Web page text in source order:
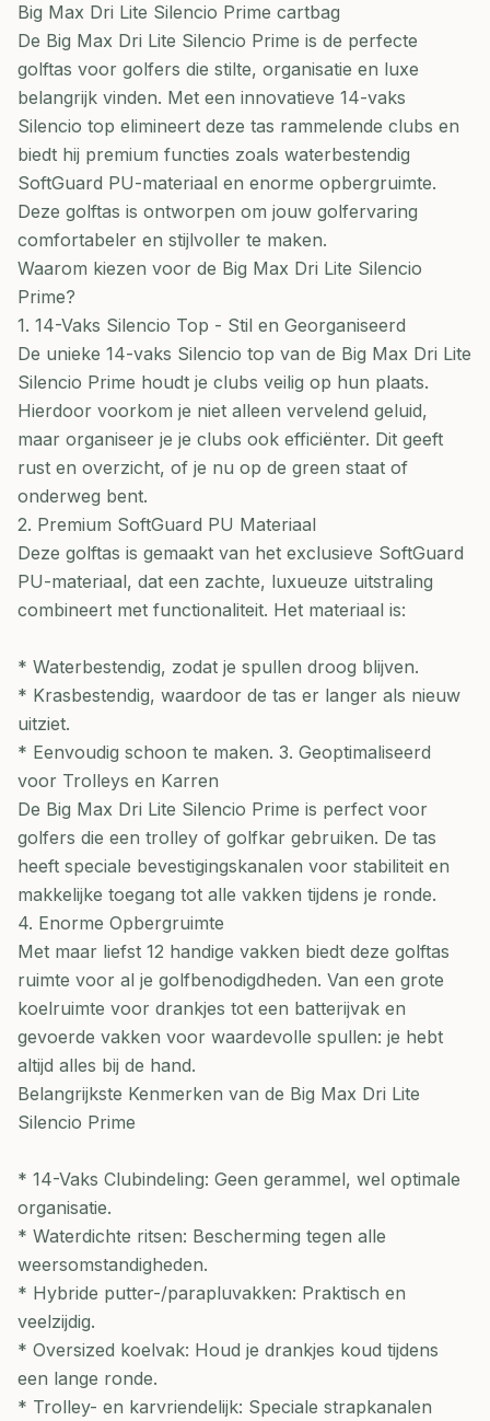
Big Max Dri Lite Silencio Prime cartbag
De Big Max Dri Lite Silencio Prime is de perfecte
golftas voor golfers die stilte, organisatie en luxe
belangrijk vinden. Met een innovatieve 14-vaks
Silencio top elimineert deze tas rammelende clubs en
biedt hij premium functies zoals waterbestendig
SoftGuard PU-materiaal en enorme opbergruimte.
Deze golftas is ontworpen om jouw golfervaring
comfortabeler en stijlvoller te maken.
Waarom kiezen voor de Big Max Dri Lite Silencio
Prime?
1. 14-Vaks Silencio Top - Stil en Georganiseerd
De unieke 14-vaks Silencio top van de Big Max Dri Lite
Silencio Prime houdt je clubs veilig op hun plaats.
Hierdoor voorkom je niet alleen vervelend geluid,
maar organiseer je je clubs ook efficiënter. Dit geeft
rust en overzicht, of je nu op de green staat of
onderweg bent.
2. Premium SoftGuard PU Materiaal
Deze golftas is gemaakt van het exclusieve SoftGuard
PU-materiaal, dat een zachte, luxueuze uitstraling
combineert met functionaliteit. Het materiaal is:
* Waterbestendig, zodat je spullen droog blijven.
* Krasbestendig, waardoor de tas er langer als nieuw
uitziet.
* Eenvoudig schoon te maken. 3. Geoptimaliseerd
voor Trolleys en Karren
De Big Max Dri Lite Silencio Prime is perfect voor
golfers die een trolley of golfkar gebruiken. De tas
heeft speciale bevestigingskanalen voor stabiliteit en
makkelijke toegang tot alle vakken tijdens je ronde.
4. Enorme Opbergruimte
Met maar liefst 12 handige vakken biedt deze golftas
ruimte voor al je golfbenodigdheden. Van een grote
koelruimte voor drankjes tot een batterijvak en
gevoerde vakken voor waardevolle spullen: je hebt
altijd alles bij de hand.
Belangrijkste Kenmerken van de Big Max Dri Lite
Silencio Prime
* 14-Vaks Clubindeling: Geen gerammel, wel optimale
organisatie.
* Waterdichte ritsen: Bescherming tegen alle
weersomstandigheden.
* Hybride putter-/parapluvakken: Praktisch en
veelzijdig.
* Oversized koelvak: Houd je drankjes koud tijdens
een lange ronde.
* Trolley- en karvriendelijk: Speciale strapkanalen